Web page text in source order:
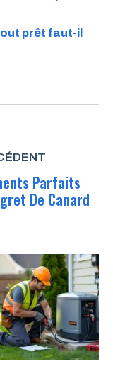
prêt faut-il
Parfaits
De Canard